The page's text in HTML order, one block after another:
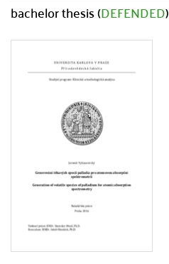
bachelor thesis (DEFENDED)